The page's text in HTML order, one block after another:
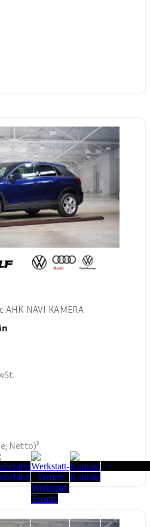
NAVI KAMERA
Netto)³
Werkstatt-
Termin
Kontakt